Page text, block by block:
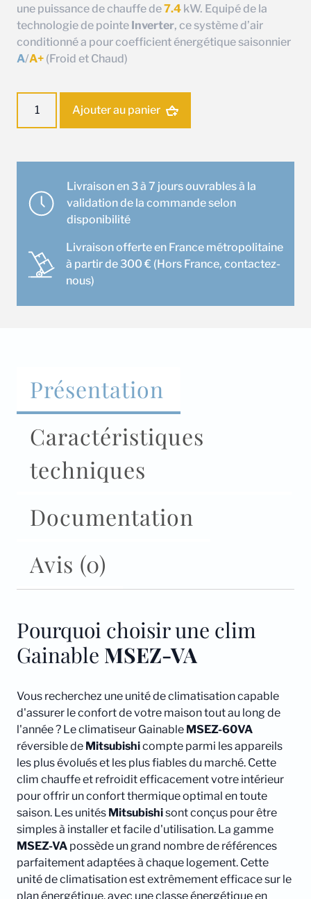
une puissance de chauffe de7.4 kW. Equipé de la
technologie de pointe Inverter, ce système d’air
conditionné a pour coefficient énergétique saisonnier
A/A+ (Froid et Chaud)
Mitsubishi
MSEZ-
60VA
Ajouter au panier
Livraison en 3 à 7 jours ouvrables à la
validation de la commande selon
disponibilité
Livraison offerte en France métropolitaine
à partir de 300 € (Hors France, contactez-
nous)
Présentation
Caractéristiques
techniques
Documentation
Avis (0)
Pourquoi choisir une clim
Gainable MSEZ-VA
Vous recherchez une unité de climatisation capable
d'assurer le confort de votre maison tout au long de
l'année ? Le climatiseur Gainable MSEZ-60VA
réversible de Mitsubishicompte parmi les appareils
les plus évolués et les plus fiables du marché. Cette
clim chauffe et refroidit efficacement votre intérieur
pour offrir un confort thermique optimal en toute
saison. Les unités Mitsubishisont conçus pour être
simples à installer et facile d'utilisation. La gamme
MSEZ-VA possède un grand nombre de références
parfaitement adaptées à chaque logement. Cette
unité de climatisation est extrêmement efficace sur le
plan énergétique, avec une classe énergétique en